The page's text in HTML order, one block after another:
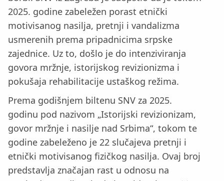
2025. godine zabeležen porast etnički
motivisanog nasilja, pretnji i vandalizma
usmerenih prema pripadnicima srpske
zajednice. Uz to, došlo je do intenziviranja
govora mržnje, istorijskog revizionizma i
pokušaja rehabilitacije ustaškog režima.
Prema godišnjem biltenu SNV za 2025.
godinu pod nazivom „Istorijski revizionizam,
govor mržnje i nasilje nad Srbima“, tokom te
godine zabeleženo je 22 slučajeva pretnji i
etnički motivisanog fizičkog nasilja. Ovaj broj
predstavlja značajan rast u odnosu na